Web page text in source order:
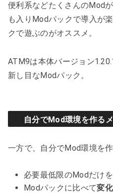
便利系などたくさんのMod
も入りModパックで導入が
クで遊ぶのがオススメ。
ATM9は本体バージョン
新し目なModパック。
自分でMod環境を作る
一方で、自分でMod環境を
必要最低限のModだけ
Modパックに比べて変